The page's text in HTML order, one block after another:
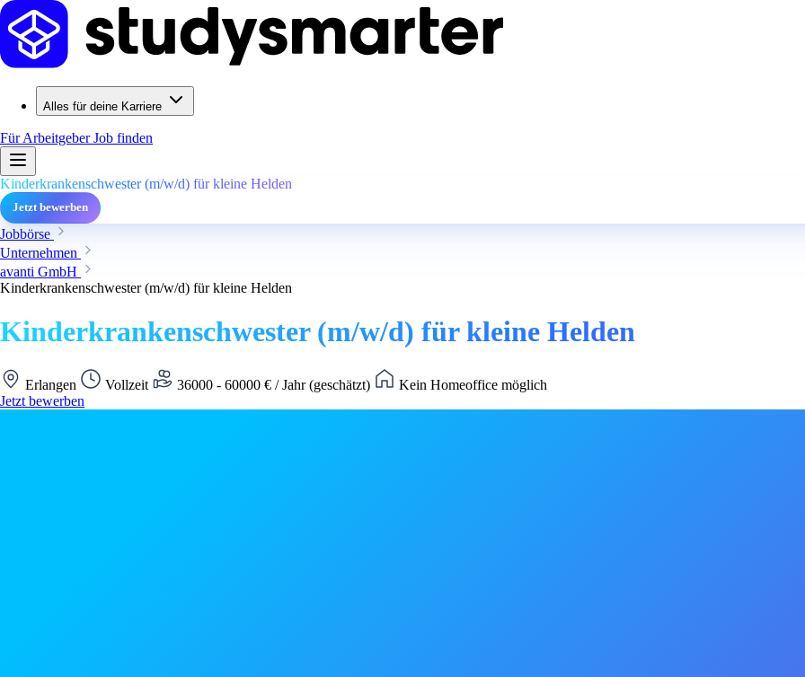
Alles für deine Karriere
Für ArbeitgeberJob finden
Kinderkrankenschwester (m/w/d) für kleine Helden
Jetzt bewerben
Jobbörse
Unternehmen
avanti GmbH
Kinderkrankenschwester (m/w/d) für kleine Helden
Kinderkrankenschwester (m/w/d) für kleine Helden
Erlangen Vollzeit 36000 - 60000 € / Jahr (geschätzt)
Kein Homeoffice möglich
Jetzt bewerben